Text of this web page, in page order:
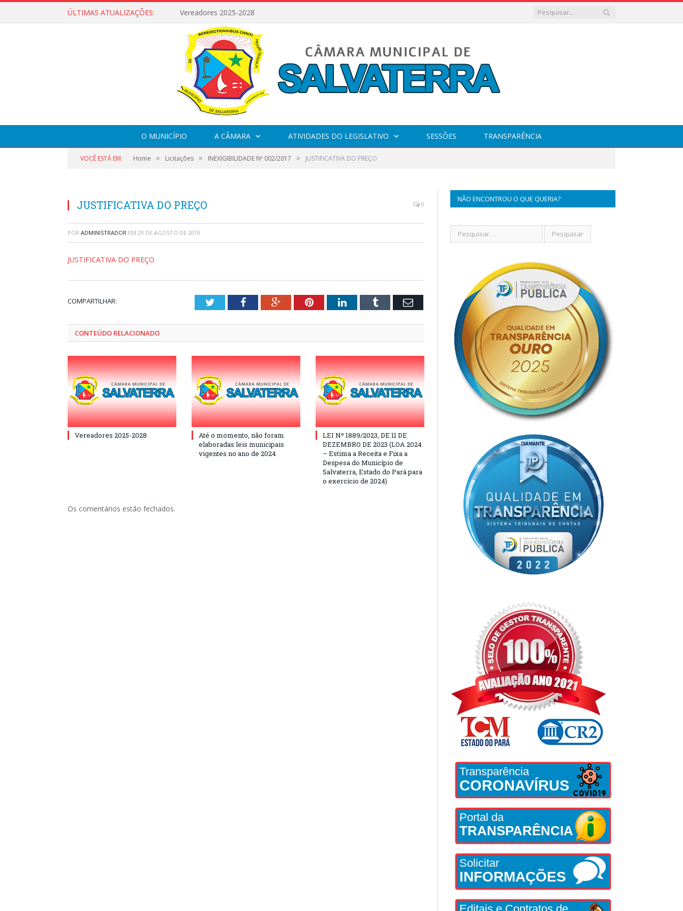
ÚLTIMAS ATUALIZAÇÕES: Vereadores 2025-2028
O MUNICÍPIO A CÂMARA ATIVIDADES DO LEGISLATIVO SESSÕES TRANSPARÊNCIA
VOCÊ ESTÁ EM: Home » Licitações » INEXIGIBILIDADE Nº 002/2017 » JUSTIFICATIVA DO PREÇO
JUSTIFICATIVA DO PREÇO 0
POR ADMINISTRADOR EM 29 DE AGOSTO DE 2019
JUSTIFICATIVA DO PREÇO
COMPARTILHAR: TwitterFacebookGoogle+PinterestLinkedInTumblr Email
CONTEÚDO RELACIONADO
Vereadores 2025-2028
Até o momento, não foram
elaboradas leis municipais
vigentes no ano de 2024
LEI Nº 1889/2023, DE 11 DE
DEZEMBRO DE 2023 (LOA 2024
– Estima a Receita e Fixa a
Despesa do Município de
Salvaterra, Estado do Pará para
o exercício de 2024)
Os comentários estão fechados.
NÃO ENCONTROU O QUE QUERIA?
Transparência
CORONAVÍRUS
Portal da
TRANSPARÊNCIA
Solicitar
INFORMAÇÕES